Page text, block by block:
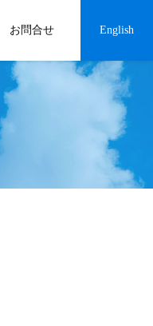
お問合せ English